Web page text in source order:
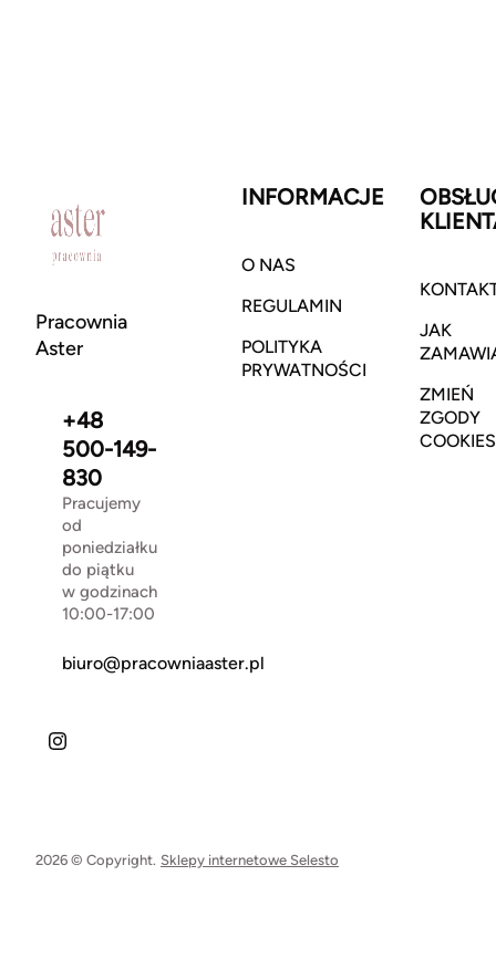
Pracownia
Aster
+48
500-149-
830
Pracujemy
od
poniedziałku
do piątku
w godzinach
10:00-17:00
biuro@pracowniaaster.pl
INFORMACJE
O NAS
REGULAMIN
POLITYKA
PRYWATNOŚCI
JAK
ZMIEŃ
ZGODY
COOKIES
2026 © Copyright. Sklepy internetowe Selesto